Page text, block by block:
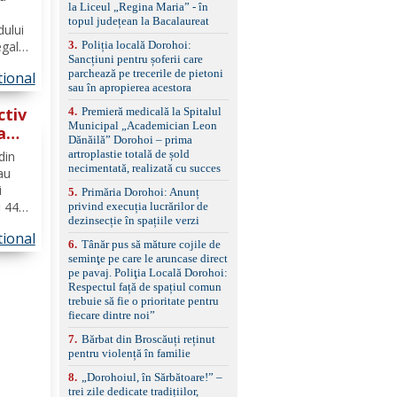
44
panoramică, geamuri
spate fumurii Carlig de
remorcare Bonus: -
Covorașe textile montate
pe mașină. -Ofer și un
set de covorașe din
împreună cu un set de
anvelope de iarnă.
la Liceul „Regina Maria” - în
topul județean la Bacalaureat
3. Poliția locală Dorohoi:
Sancțiuni pentru șoferii care
parchează pe trecerile de pietoni
sau în apropierea acestora
4. Premieră medicală la Spitalul
Municipal „Academician Leon
Dănăilă” Dorohoi – prima
artroplastie totală de șold
necimentată, realizată cu succes
5. Primăria Dorohoi: Anunț
privind execuția lucrărilor de
dezinsecție în spațiile verzi
6. Tânăr pus să măture cojile de
seminţe pe care le aruncase direct
pe pavaj. Poliţia Locală Dorohoi:
Respectul față de spațiul comun
trebuie să fie o prioritate pentru
fiecare dintre noi”
7. Bărbat din Broscăuți reținut
pentru violență în familie
8.
„Dorohoiul, în Sărbătoare!” –
trei zile dedicate tradițiilor,